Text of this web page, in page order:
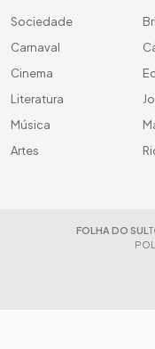
Sociedade
Carnaval
Cinema
Literatura
Música
Artes
FOLHA DO SUL